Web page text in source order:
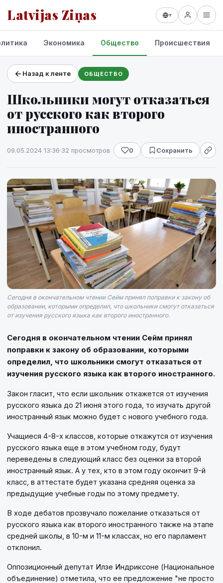
Latvijas Ziņas ▾
Проекты и сервисы
Прогноз погоды
Экономика Общество Происшествия
Назад к ленте ОБЩЕСТВО
Школьники могут отказаться
от русского как второго
иностранного
09.05.2024 13:36·32 просмотров 0 Сохранить
Сегодня в окончательном чтении Сейм принял поправки к закону об
образовании, которыми определил, что школьники смогут отказаться
от изучения русского языка как второго иностранного.
Сегодня в окончательном чтении Сейм принял
поправки к закону об образовании, которыми
определил, что школьники смогут отказаться от
изучения русского языка как второго иностранного.
Закон гласит, что если школьник откажется от изучения
русского языка до 21 июня этого года, то изучать другой
иностранный язык можно будет с нового учебного года.
Учащиеся 4-8-х классов, которые откажутся от изучения
русского языка еще в этом учебном году, будут
переведены в следующий класс без оценки за второй
иностранный язык. А у тех, кто в этом году окончит 9-й
класс, в аттестате будет указана средняя оценка за
предыдущие учебные годы по этому предмету.
В ходе дебатов прозвучало пожелание отказаться от
русского языка как второго иностранного также на этапе
средней школы, в 10-м и 11-м классах, но его парламент
отклонил.
Оппозиционный депутат Илзе Индриксоне (Национальное
объединение) отметила, что ее предложение "не просто